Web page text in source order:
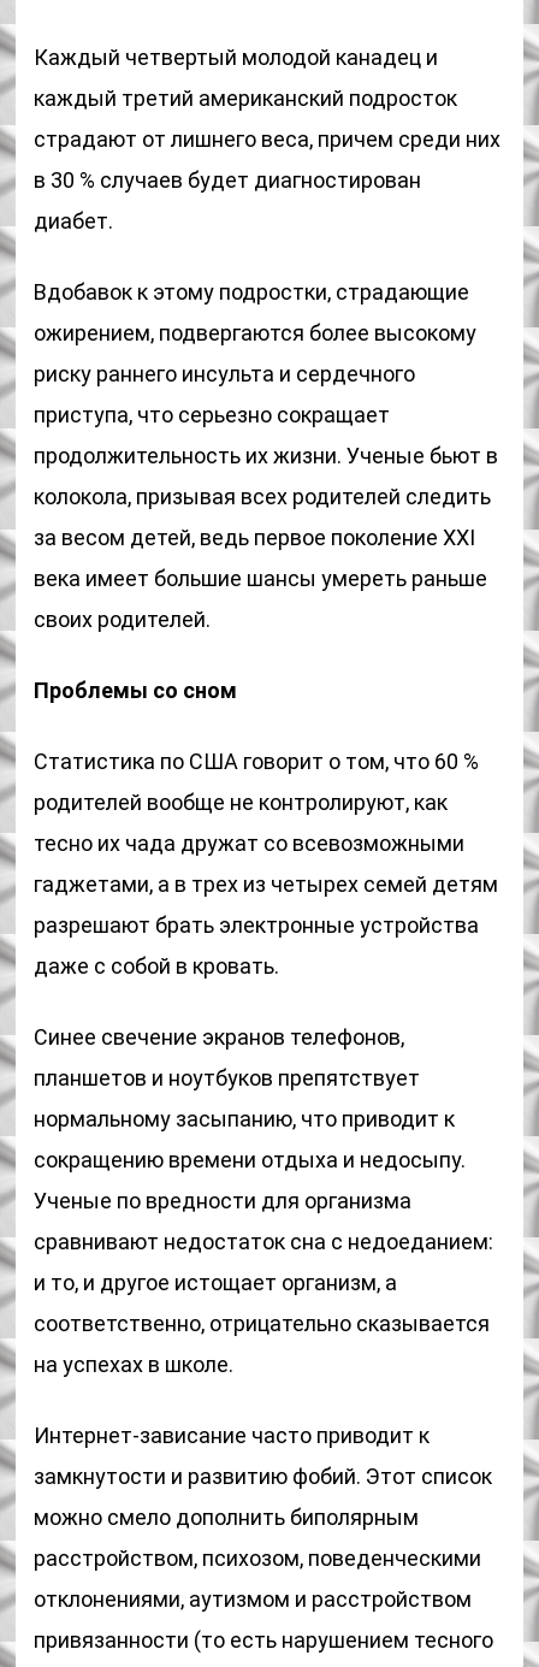
Каждый четвертый молодой канадец и
каждый третий американский подросток
страдают от лишнего веса, причем среди них
в 30 % случаев будет диагностирован
диабет.
Вдобавок к этому подростки, страдающие
ожирением, подвергаются более высокому
риску раннего инсульта и сердечного
приступа, что серьезно сокращает
продолжительность их жизни. Ученые бьют в
колокола, призывая всех родителей следить
за весом детей, ведь первое поколение XXI
века имеет большие шансы умереть раньше
своих родителей.
Проблемы со сном
Статистика по США говорит о том, что 60 %
родителей вообще не контролируют, как
тесно их чада дружат со всевозможными
гаджетами, а в трех из четырех семей детям
разрешают брать электронные устройства
даже с собой в кровать.
Синее свечение экранов телефонов,
планшетов и ноутбуков препятствует
нормальному засыпанию, что приводит к
сокращению времени отдыха и недосыпу.
Ученые по вредности для организма
сравнивают недостаток сна с недоеданием:
и то, и другое истощает организм, а
соответственно, отрицательно сказывается
на успехах в школе.
Интернет-зависание часто приводит к
замкнутости и развитию фобий. Этот список
можно смело дополнить биполярным
расстройством, психозом, поведенческими
отклонениями, аутизмом и расстройством
привязанности (то есть нарушением тесного